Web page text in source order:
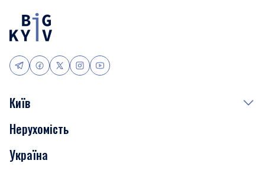
Київ
Події
Скандали
Нерухомість
Україна